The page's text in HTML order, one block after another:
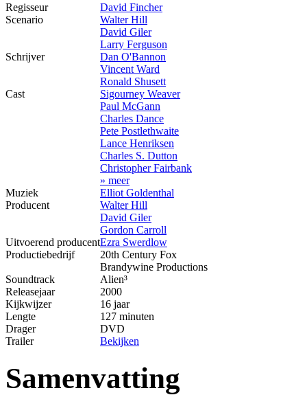
Regisseur
David Fincher
Scenario
Walter Hill
David Giler
Larry Ferguson
Schrijver
Dan O'Bannon
Vincent Ward
Ronald Shusett
Cast
Sigourney Weaver
Paul McGann
Charles Dance
Pete Postlethwaite
Lance Henriksen
Charles S. Dutton
Christopher Fairbank
» meer
Muziek
Elliot Goldenthal
Producent
Walter Hill
David Giler
Gordon Carroll
Uitvoerend producentEzra Swerdlow
Productiebedrijf
20th Century Fox
Brandywine Productions
Soundtrack
Alien³
Releasejaar
2000
Kijkwijzer
16 jaar
Lengte
127 minuten
Drager
DVD
Trailer
Bekijken
Samenvatting